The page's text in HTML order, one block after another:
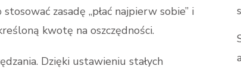
zasadę „płać najpierw sobie” i
kwotę na oszczędności.
Dzięki ustawieniu stałych